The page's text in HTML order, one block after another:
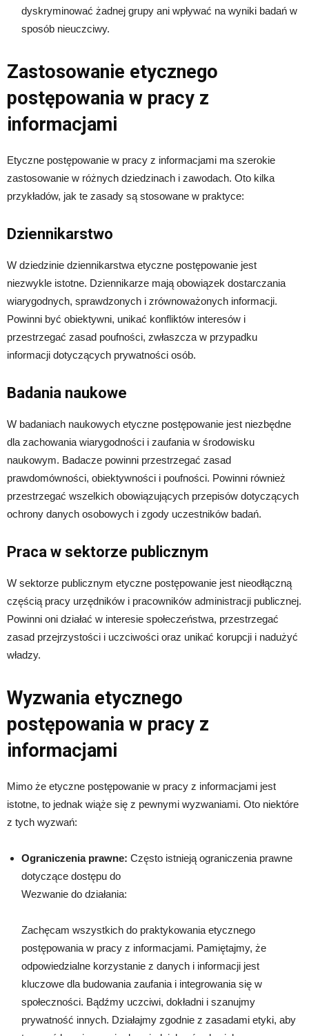
dyskryminować żadnej grupy ani wpływać na wyniki badań w
sposób nieuczciwy.
Zastosowanie etycznego
postępowania w pracy z
informacjami
Etyczne postępowanie w pracy z informacjami ma szerokie
zastosowanie w różnych dziedzinach i zawodach. Oto kilka
przykładów, jak te zasady są stosowane w praktyce:
Dziennikarstwo
W dziedzinie dziennikarstwa etyczne postępowanie jest
niezwykle istotne. Dziennikarze mają obowiązek dostarczania
wiarygodnych, sprawdzonych i zrównoważonych informacji.
Powinni być obiektywni, unikać konfliktów interesów i
przestrzegać zasad poufności, zwłaszcza w przypadku
informacji dotyczących prywatności osób.
Badania naukowe
W badaniach naukowych etyczne postępowanie jest niezbędne
dla zachowania wiarygodności i zaufania w środowisku
naukowym. Badacze powinni przestrzegać zasad
prawdomówności, obiektywności i poufności. Powinni również
przestrzegać wszelkich obowiązujących przepisów dotyczących
ochrony danych osobowych i zgody uczestników badań.
Praca w sektorze publicznym
W sektorze publicznym etyczne postępowanie jest nieodłączną
częścią pracy urzędników i pracowników administracji publicznej.
Powinni oni działać w interesie społeczeństwa, przestrzegać
zasad przejrzystości i uczciwości oraz unikać korupcji i nadużyć
władzy.
Wyzwania etycznego
postępowania w pracy z
informacjami
Mimo że etyczne postępowanie w pracy z informacjami jest
istotne, to jednak wiąże się z pewnymi wyzwaniami. Oto niektóre
z tych wyzwań:
Ograniczenia prawne: Często istnieją ograniczenia prawne
dotyczące dostępu do
Wezwanie do działania:
Zachęcam wszystkich do praktykowania etycznego
postępowania w pracy z informacjami. Pamiętajmy, że
odpowiedzialne korzystanie z danych i informacji jest
kluczowe dla budowania zaufania i integrowania się w
społeczności. Bądźmy uczciwi, dokładni i szanujmy
prywatność innych. Działajmy zgodnie z zasadami etyki, aby